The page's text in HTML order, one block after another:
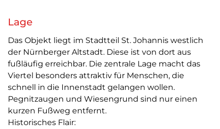
Lage
Das Objekt liegt im Stadtteil St. Johannis westlich
der Nürnberger Altstadt. Diese ist von dort aus
fußläufig erreichbar. Die zentrale Lage macht das
Viertel besonders attraktiv für Menschen, die
schnell in die Innenstadt gelangen wollen.
Pegnitzaugen und Wiesengrund sind nur einen
kurzen Fußweg entfernt.
Historisches Flair: